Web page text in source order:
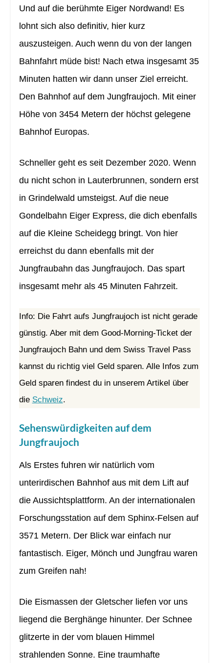
Und auf die berühmte Eiger Nordwand! Es
lohnt sich also definitiv, hier kurz
auszusteigen. Auch wenn du von der langen
Bahnfahrt müde bist! Nach etwa insgesamt 35
Minuten hatten wir dann unser Ziel erreicht.
Den Bahnhof auf dem Jungfraujoch. Mit einer
Höhe von 3454 Metern der höchst gelegene
Bahnhof Europas.
Schneller geht es seit Dezember 2020. Wenn
du nicht schon in Lauterbrunnen, sondern erst
in Grindelwald umsteigst. Auf die neue
Gondelbahn Eiger Express, die dich ebenfalls
auf die Kleine Scheidegg bringt. Von hier
erreichst du dann ebenfalls mit der
Jungfraubahn das Jungfraujoch. Das spart
insgesamt mehr als 45 Minuten Fahrzeit.
Info: Die Fahrt aufs Jungfraujoch ist nicht gerade
günstig. Aber mit dem Good-Morning-Ticket der
Jungfraujoch Bahn und dem Swiss Travel Pass
kannst du richtig viel Geld sparen. Alle Infos zum
Geld sparen findest du in unserem Artikel über
die Schweiz.
Sehenswürdigkeiten auf dem
Jungfraujoch
Als Erstes fuhren wir natürlich vom
unterirdischen Bahnhof aus mit dem Lift auf
die Aussichtsplattform. An der internationalen
Forschungsstation auf dem Sphinx-Felsen auf
3571 Metern. Der Blick war einfach nur
fantastisch. Eiger, Mönch und Jungfrau waren
zum Greifen nah!
Die Eismassen der Gletscher liefen vor uns
liegend die Berghänge hinunter. Der Schnee
glitzerte in der vom blauen Himmel
strahlenden Sonne. Eine traumhafte